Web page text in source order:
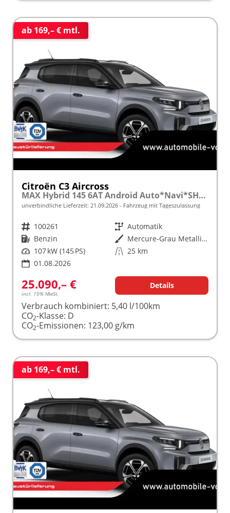
ab 169,– € mtl.
Citroën C3 Aircross
MAX Hybrid 145 6AT Android Auto*Navi*SHZ*Kamera*Totwinkel*Keyless*17"*Klimaauto
unverbindliche Lieferzeit: 21.09.2026 Fahrzeug mit Tageszulassung
Fahrzeugnr. 100261 Getriebe Automatik
Kraftstoff Benzin Außenfarbe
Mercure-Grau Metallic / Dach Schwarz
Leistung 107 kW (145 PS) Kilometerstand 25 km
01.08.2026
25.090,– €
incl. 19% MwSt.
Details
Verbrauch kombiniert: 5,40 l/100km
CO2-Klasse: D
CO2-Emissionen: 123,00 g/km
ab 169,– € mtl.